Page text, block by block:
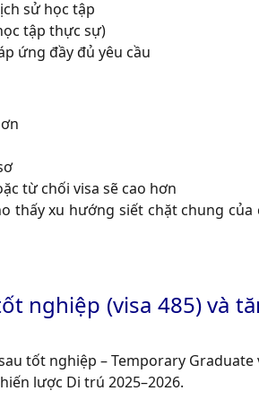
sử học tập
tập thực sự)
ứng đầy đủ yêu cầu
từ chối visa sẽ cao hơn
thấy xu hướng siết chặt chung của
nghiệp (visa 485) và
tốt nghiệp – Temporary Graduate
lược Di trú 2025–2026.